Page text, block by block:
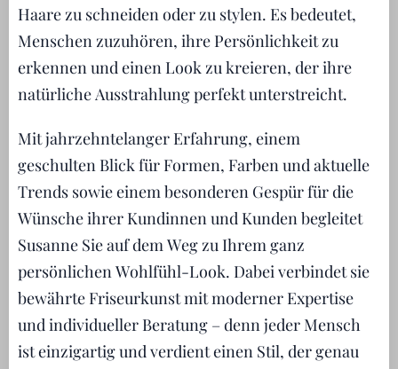
Haare zu schneiden oder zu stylen. Es bedeutet,
Menschen zuzuhören, ihre Persönlichkeit zu
erkennen und einen Look zu kreieren, der ihre
natürliche Ausstrahlung perfekt unterstreicht.
Mit jahrzehntelanger Erfahrung, einem
geschulten Blick für Formen, Farben und aktuelle
Trends sowie einem besonderen Gespür für die
Wünsche ihrer Kundinnen und Kunden begleitet
Susanne Sie auf dem Weg zu Ihrem ganz
persönlichen Wohlfühl-Look. Dabei verbindet sie
bewährte Friseurkunst mit moderner Expertise
und individueller Beratung – denn jeder Mensch
ist einzigartig und verdient einen Stil, der genau